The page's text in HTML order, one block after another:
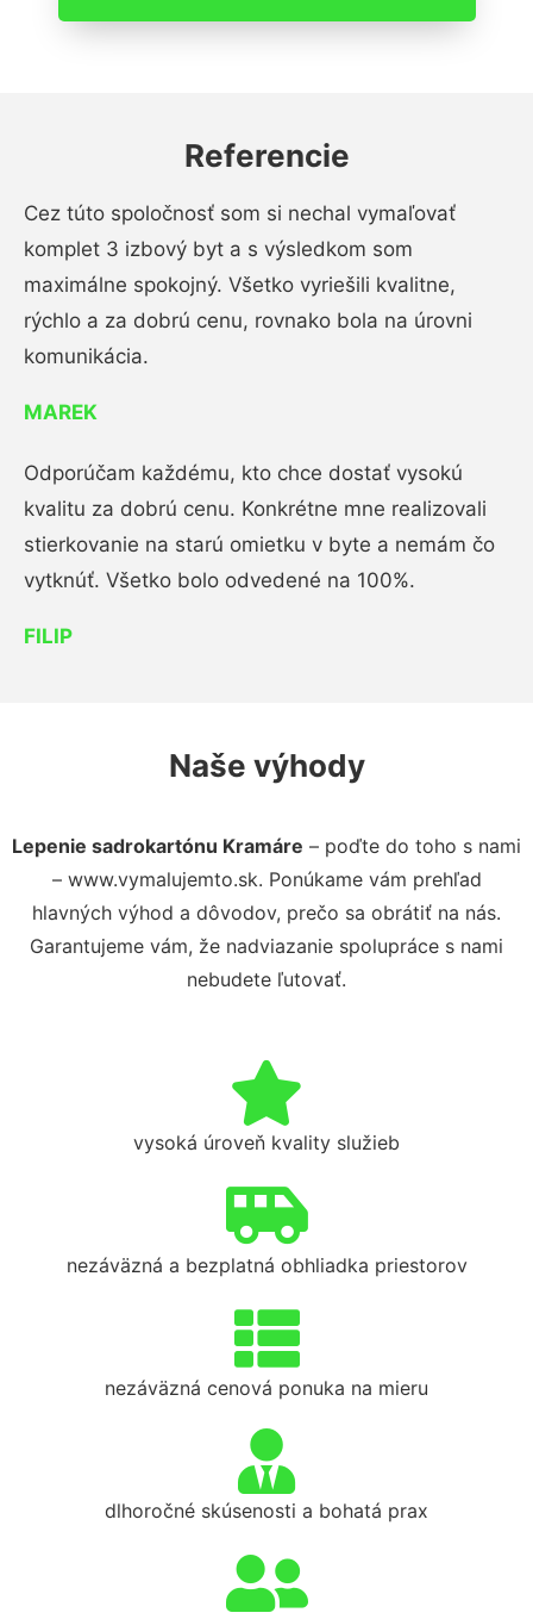
Referencie
Cez túto spoločnosť som si nechal vymaľovať
komplet 3 izbový byt a s výsledkom som
maximálne spokojný. Všetko vyriešili kvalitne,
rýchlo a za dobrú cenu, rovnako bola na úrovni
komunikácia.
MAREK
Odporúčam každému, kto chce dostať vysokú
kvalitu za dobrú cenu. Konkrétne mne realizovali
stierkovanie na starú omietku v byte a nemám čo
vytknúť. Všetko bolo odvedené na 100%.
FILIP
Naše výhody
Lepenie sadrokartónu Kramáre – poďte do toho s nami
– www.vymalujemto.sk. Ponúkame vám prehľad
hlavných výhod a dôvodov, prečo sa obrátiť na nás.
Garantujeme vám, že nadviazanie spolupráce s nami
nebudete ľutovať.
vysoká úroveň kvality služieb
nezáväzná a bezplatná obhliadka priestorov
nezáväzná cenová ponuka na mieru
dlhoročné skúsenosti a bohatá prax